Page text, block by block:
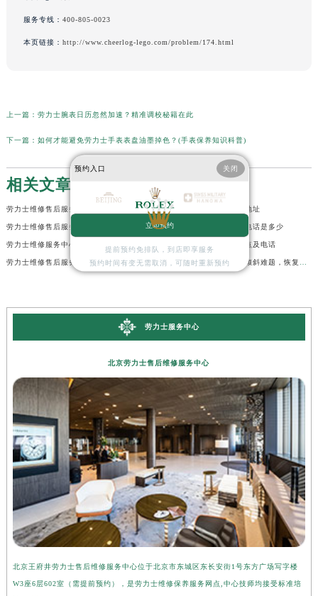
服务专线： 400-805-0023
本页链接： http://www.cheerlog-lego.com/problem/174.html
上一篇： 劳力士腕表日历忽然加速？精准调校秘籍在此
下一篇： 如何才能避免劳力士手表表盘油墨掉色？(手表保养知识科普)
相关文章
劳力士维修售后服务中心地址在哪里 劳力士维修售后服务中心地址
劳力士维修售后服务中心网点哪里有 劳力士维修售后服务中心电话是多少
劳力士维修服务中心电话查询指南 劳力士维修售后服务中心点及电话
劳力士维修售后服务中心点在哪里？ 轻松解决劳力士手表表盘倾斜难题，恢复精准风采
劳力士服务中心
北京劳力士售后维修服务中心
北京王府井劳力士售后维修服务中心位于北京市东城区东长安街1号东方广场写字楼
W3座6层602室（需提前预约），是劳力士维修保养服务网点,中心技师均接受标准培
预约入口 关闭
立即预约
提前预约免排队，到店即享服务
预约时间有变无需取消，可随时重新预约